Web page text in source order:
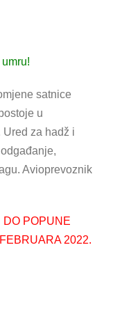
satnice
u
Ured za hadž i
Avioprevoznik
DO POPUNE
2022.